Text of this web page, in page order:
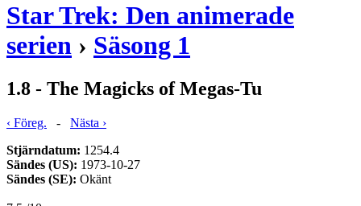
Star Trek: Den animerade
serien › Säsong 1
1.8 - The Magicks of Megas-Tu
‹ Föreg. -
Nästa ›
Stjärndatum: 1254.4
Sändes (US): 1973-10-27
Sändes (SE): Okänt